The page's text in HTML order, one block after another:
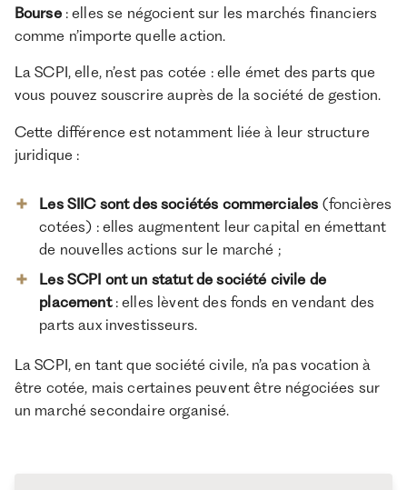
Bourse: elles se négocient sur les marchés financiers
comme n’importe quelle action.
La SCPI, elle, n’est pas cotée : elle émet des parts que
vous pouvez souscrire auprès de la société de gestion.
Cette différence est notamment liée à leur structure
juridique :
Les SIIC sont des sociétés commerciales (foncières
cotées) : elles augmentent leur capital en émettant
de nouvelles actions sur le marché ;
Les SCPI ont un statut de société civile de
placement: elles lèvent des fonds en vendant des
parts aux investisseurs.
La SCPI, en tant que société civile, n’a pas vocation à
être cotée, mais certaines peuvent être négociées sur
un marché secondaire organisé.